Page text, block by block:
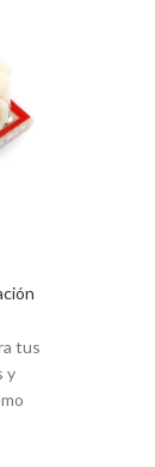
tus
y